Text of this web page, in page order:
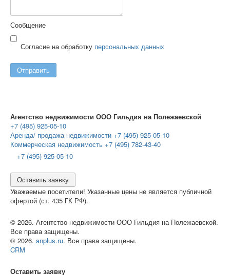
Сообщение
Согласие на обработку персональных данных
Отправить
Агентство недвижимости ООО Гильдия на Полежаевской
+7 (495) 925-05-10
Аренда/ продажа недвижимости +7 (495) 925-05-10
Коммерческая недвижимость +7 (495) 782-43-40
+7 (495) 925-05-10
Оставить заявку
Уважаемые посетители! Указанные цены не является публичной
офертой (ст. 435 ГК РФ).
© 2026. Агентство недвижимости ООО Гильдия на Полежаевской.
Все права защищены.
© 2026. anplus.ru. Все права защищены.
CRM
Оставить заявку